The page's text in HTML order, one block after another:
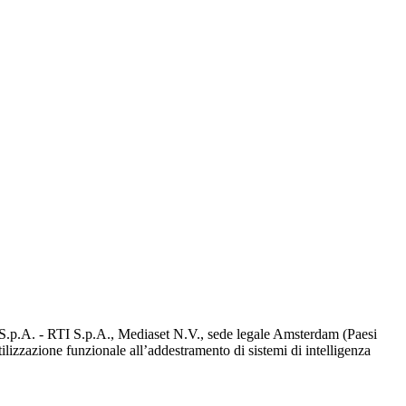
- RTI S.p.A., Mediaset N.V., sede legale Amsterdam (Paesi
funzionale all’addestramento di sistemi di intelligenza